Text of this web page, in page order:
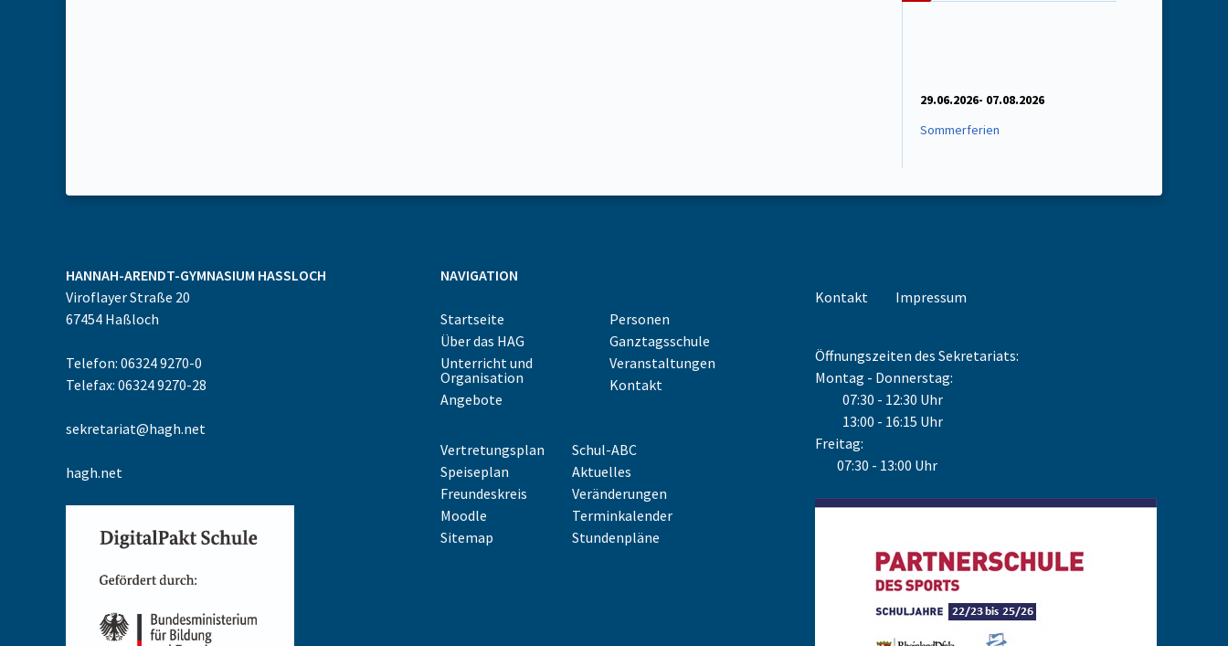
29.06.2026- 07.08.2026
Sommerferien
HANNAH-ARENDT-GYMNASIUM HASSLOCH
Viroflayer Straße 20
67454 Haßloch
Telefon: 06324 9270-0
Telefax: 06324 9270-28
sekretariat@hagh.net
hagh.net
NAVIGATION
Startseite
Über das HAG
Unterricht und
Organisation
Angebote
Personen
Ganztagsschule
Veranstaltungen
Kontakt
Vertretungsplan
Speiseplan
Freundeskreis
Moodle
Sitemap
Schul-ABC
Aktuelles
Veränderungen
Terminkalender
Stundenpläne
Kontakt Impressum
Öffnungszeiten des Sekretariats:
Montag - Donnerstag:
07:30 - 12:30 Uhr
13:00 - 16:15 Uhr
Freitag:
07:30 - 13:00 Uhr